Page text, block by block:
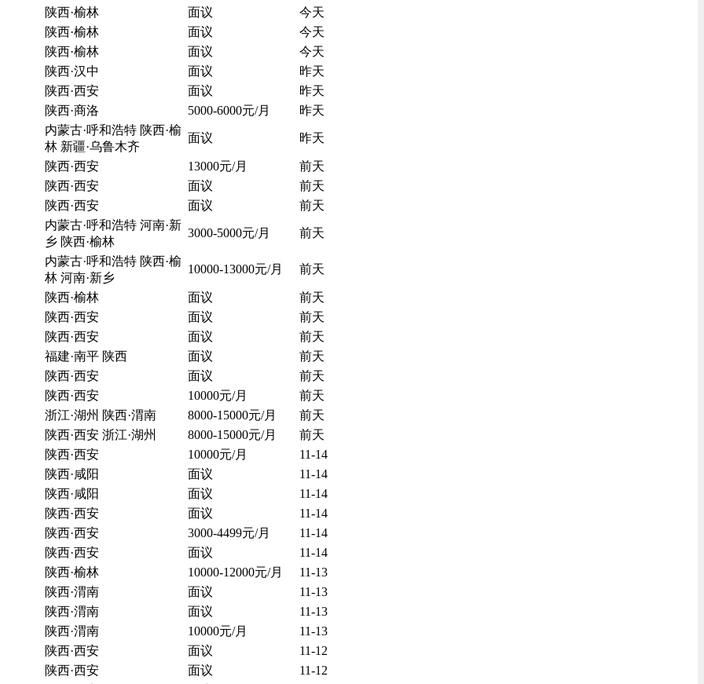
陕西·榆林
面议
今天
陕西·榆林
面议
今天
陕西·榆林
面议
今天
陕西·汉中
面议
昨天
陕西·西安
面议
昨天
陕西·商洛
5000-6000元/月
昨天
内蒙古·呼和浩特 陕西·榆
林 新疆·乌鲁木齐
面议 昨天
陕西·西安 13000元/月
前天
陕西·西安
面议
前天
陕西·西安
面议
前天
内蒙古·呼和浩特 河南·新
乡 陕西·榆林
3000-5000元/月 前天
内蒙古·呼和浩特 陕西·榆
林 河南·新乡
10000-13000元/月 前天
陕西·榆林 面议
前天
陕西·西安
面议
前天
陕西·西安
面议
前天
福建·南平 陕西
面议
前天
陕西·西安
面议
前天
陕西·西安
10000元/月
前天
浙江·湖州 陕西·渭南
8000-15000元/月
前天
陕西·西安 浙江·湖州
8000-15000元/月
前天
陕西·西安
10000元/月
11-14
陕西·咸阳
面议
11-14
陕西·咸阳
面议
11-14
陕西·西安
面议
11-14
陕西·西安
3000-4499元/月
11-14
陕西·西安
面议
11-14
陕西·榆林
10000-12000元/月
11-13
陕西·渭南
面议
11-13
陕西·渭南
面议
11-13
陕西·渭南
10000元/月
11-13
陕西·西安
面议
11-12
陕西·西安
面议
11-12